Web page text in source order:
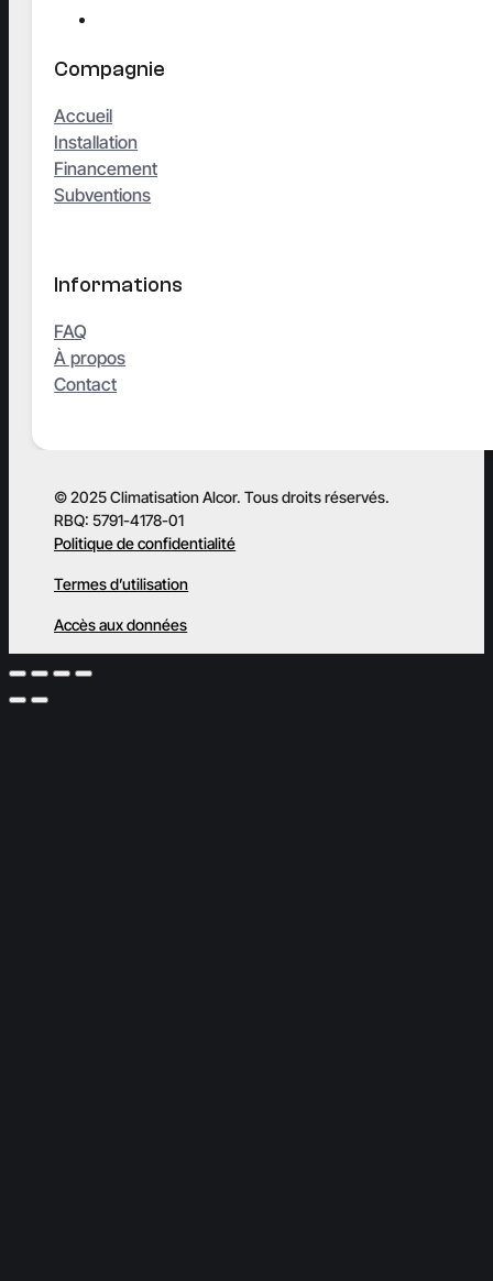
Compagnie
Accueil
Installation
Financement
Subventions
Informations
FAQ
À propos
Contact
© 2025 Climatisation Alcor. Tous droits réservés.
RBQ: 5791-4178-01
Politique de confidentialité
Termes d’utilisation
Accès aux données